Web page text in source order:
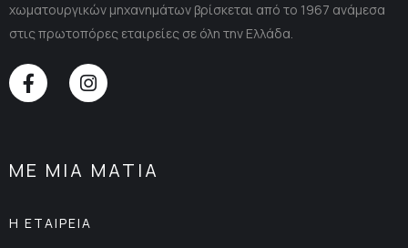
χωματουργικών μηχανημάτων βρίσκεται από το 1967 ανάμεσα
στις πρωτοπόρες εταιρείες σε όλη την Ελλάδα.
ΜΕ ΜΙΑ ΜΑΤΙΑ
Η ΕΤΑΙΡΕΙΑ